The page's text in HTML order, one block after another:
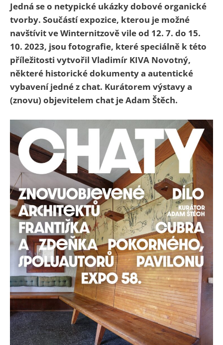
Jedná se o netypické ukázky dobové organické
tvorby. Součástí expozice, kterou je možné
navštívit ve Winternitzově vile od 12. 7. do 15.
10. 2023, jsou fotografie, které speciálně k této
příležitosti vytvořil Vladimír KIVA Novotný,
některé historické dokumenty a autentické
vybavení jedné z chat. Kurátorem výstavy a
(znovu) objevitelem chat je Adam Štěch.